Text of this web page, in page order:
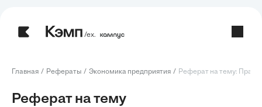
/ех.
Главная Рефераты Экономика предприятия Реферат на тему:
Реферат на тему